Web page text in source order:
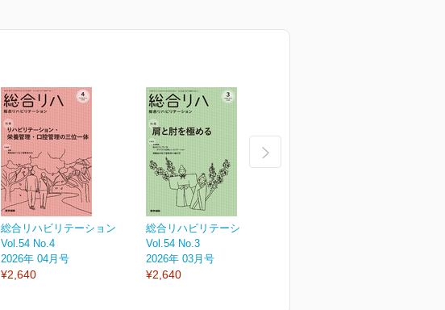
総合リハビリテーション
Vol.54 No.4
2026年 04月号
¥2,640
総合リハビリテーション
Vol.54 No.3
2026年 03月号
¥2,640